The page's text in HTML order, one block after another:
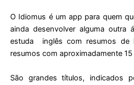
O Idiomus é um app para quem
ainda desenvolver alguma outra
estuda inglês com resumos de
resumos com aproximadamente
São grandes títulos, indicados